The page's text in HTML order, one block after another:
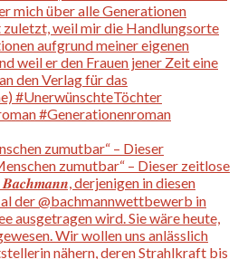
zumutbar“ – Dieser